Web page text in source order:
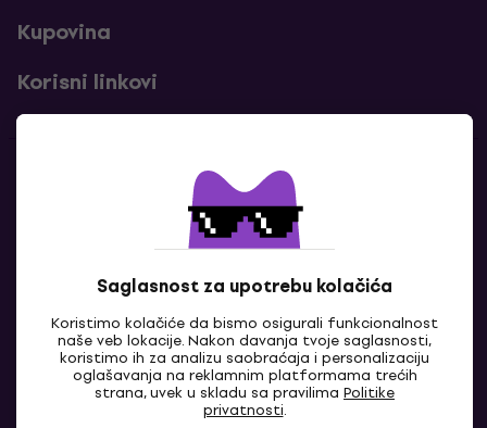
Saglasnost za upotrebu kolačića
Koristimo kolačiće da bismo osigurali funkcionalnost
naše veb lokacije. Nakon davanja tvoje saglasnosti,
koristimo ih za analizu saobraćaja i personalizaciju
oglašavanja na reklamnim platformama trećih
strana, uvek u skladu sa pravilima Politike
privatnosti.
Kupovina
Korisni linkovi
Kontakti
Kontaktiraj nas